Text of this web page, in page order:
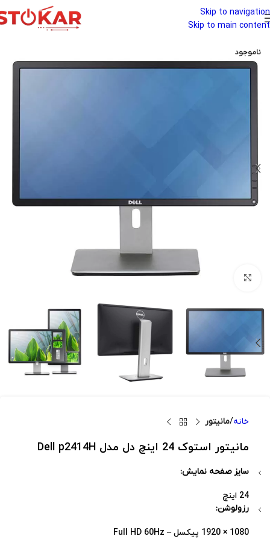
Skip to navigation
Skip to main content
ناموجود
بزرگنمایی تصویر
خانه مانیتور
مانیتور استوک 24 اینچ دل مدل Dell p2414H
سایز صفحه نمایش:
24 اینچ
رزولوشن:
1080 × 1920 پیکسل – Full HD 60Hz